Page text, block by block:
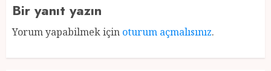
Bir yanıt yazın
Yorum yapabilmek için oturum açmalısınız.